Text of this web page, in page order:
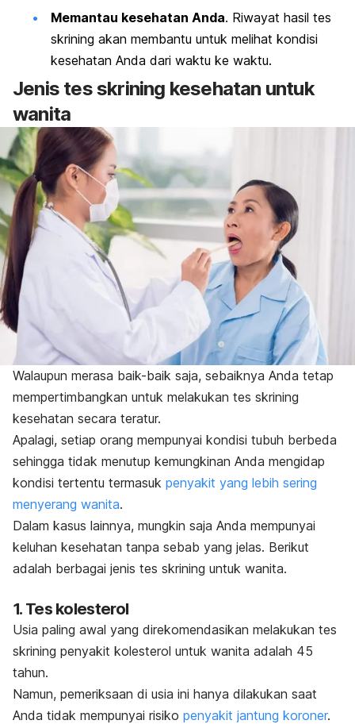
Memantau kesehatan Anda. Riwayat hasil tes
skrining akan membantu untuk melihat kondisi
kesehatan Anda dari waktu ke waktu.
Jenis tes skrining kesehatan untuk
wanita
Walaupun merasa baik-baik saja, sebaiknya Anda tetap
mempertimbangkan untuk melakukan tes skrining
kesehatan secara teratur.
Apalagi, setiap orang mempunyai kondisi tubuh berbeda
sehingga tidak menutup kemungkinan Anda mengidap
kondisi tertentu termasuk penyakit yang lebih sering
menyerang wanita.
Dalam kasus lainnya, mungkin saja Anda mempunyai
keluhan kesehatan tanpa sebab yang jelas. Berikut
adalah berbagai jenis tes skrining untuk wanita.
1. Tes kolesterol
Usia paling awal yang direkomendasikan melakukan tes
skrining penyakit kolesterol untuk wanita adalah 45
tahun.
Namun, pemeriksaan di usia ini hanya dilakukan saat
Anda tidak mempunyai risiko penyakit jantung koroner.